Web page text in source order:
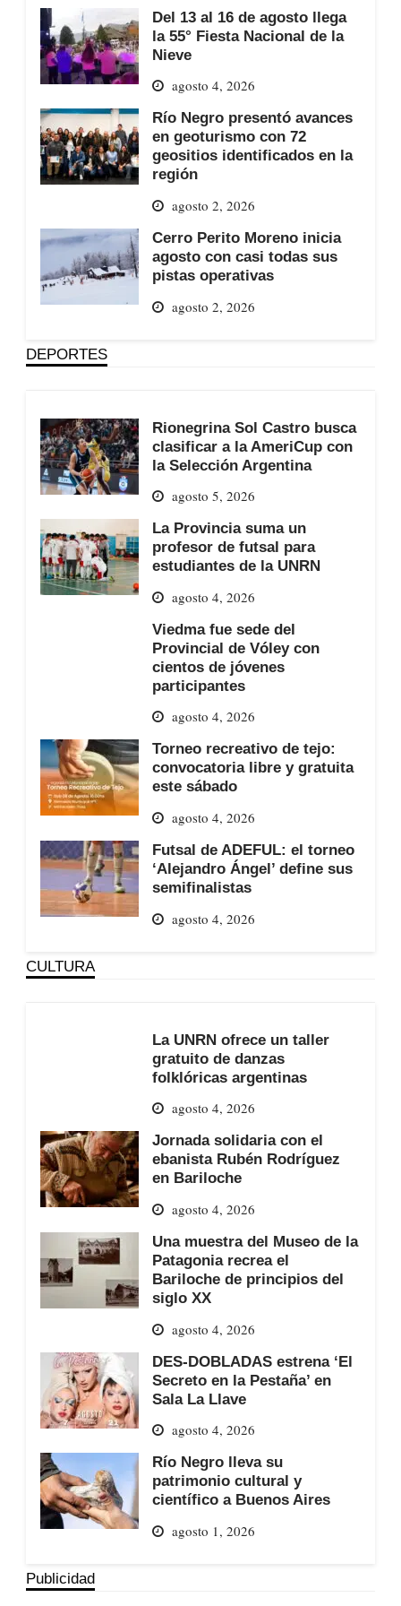
Del 13 al 16 de agosto llega
la 55° Fiesta Nacional de la
Nieve
agosto 4, 2026
Río Negro presentó avances
en geoturismo con 72
geositios identificados en la
región
agosto 2, 2026
Cerro Perito Moreno inicia
agosto con casi todas sus
pistas operativas
agosto 2, 2026
DEPORTES
Rionegrina Sol Castro busca
clasificar a la AmeriCup con
la Selección Argentina
agosto 5, 2026
La Provincia suma un
profesor de futsal para
estudiantes de la UNRN
agosto 4, 2026
Viedma fue sede del
Provincial de Vóley con
cientos de jóvenes
participantes
agosto 4, 2026
Torneo recreativo de tejo:
convocatoria libre y gratuita
este sábado
agosto 4, 2026
Futsal de ADEFUL: el torneo
‘Alejandro Ángel’ define sus
semifinalistas
agosto 4, 2026
CULTURA
La UNRN ofrece un taller
gratuito de danzas
folklóricas argentinas
agosto 4, 2026
Jornada solidaria con el
ebanista Rubén Rodríguez
en Bariloche
agosto 4, 2026
Una muestra del Museo de la
Patagonia recrea el
Bariloche de principios del
siglo XX
agosto 4, 2026
DES-DOBLADAS estrena ‘El
Secreto en la Pestaña’ en
Sala La Llave
agosto 4, 2026
Río Negro lleva su
patrimonio cultural y
científico a Buenos Aires
agosto 1, 2026
Publicidad